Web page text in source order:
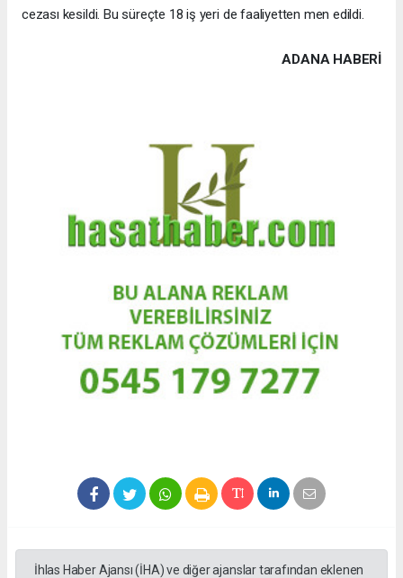
cezası kesildi. Bu süreçte 18 iş yeri de faaliyetten men edildi.
ADANA HABERİ
İhlas Haber Ajansı (İHA) ve diğer ajanslar tarafından eklenen